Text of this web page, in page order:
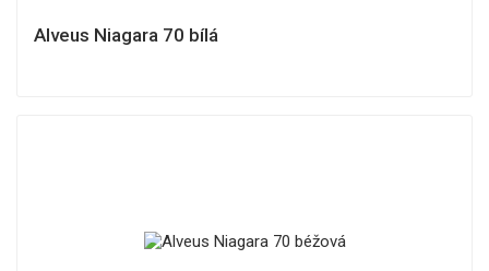
Alveus Niagara 70 bílá